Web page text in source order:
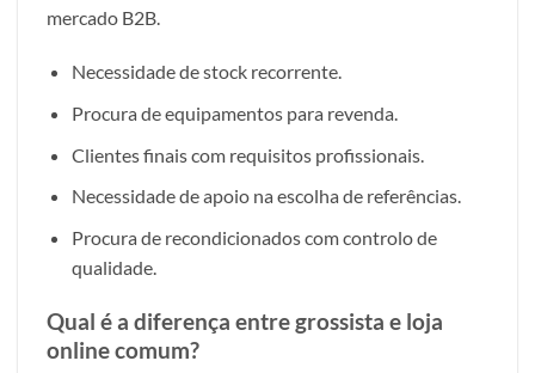
mercado B2B.
Necessidade de stock recorrente.
Procura de equipamentos para revenda.
Clientes finais com requisitos profissionais.
Necessidade de apoio na escolha de referências.
Procura de recondicionados com controlo de
qualidade.
Qual é a diferença entre grossista e loja
online comum?